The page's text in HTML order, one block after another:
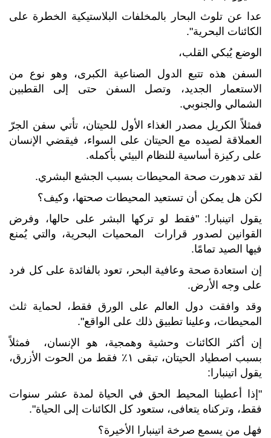
عدا عن تلوث البحار بالمخلفات البلاستيكية الخطرة على
الكائنات البحرية".
الوضع يُبكي القلب،
السفن هذه تتبع الدول الصناعية الكبرى، وهو نوع من
الاستعمار الجديد، وتصل السفن حتى إلى القطبين
الشمالي والجنوبي.
فمثلاً الكريل مصدر الغذاء الأول للحيتان، تأتي سفن الجرّ
العملاقة لصيده مع الحيتان على السواء، فيقضي الإنسان
على ركيزة أساسية للنظام البيئي بأكمله.
لقد تدهورت صحة المحيطات بسبب الجشع البشري.
لكن هل يمكن أن تستعيد المحيطات صحتها، وكيف؟
يقول اتينبارا: "فقط لو تركها البشر على حالها، وفرض
القوانين لصدور قرارات المحميات البحرية، والتي يُمنع
فيها الصيد تمامًا.
إن استعادة صحة وعافية البحر، تعود بالفائدة على كل فرد
على وجه الأرض.
وقد وافقت دول العالم على الورق فقط، لحماية ثلث
المحيطات، وعلينا تطبيق ذلك على الواقع".
إن أكثر الكائنات وحشية وهمجية، هو الإنسان، فمثلاً
بسبب اصطياد الحيتان، تبقى ١٪؜ فقط من الحوت الأزرق،
يقول اتينبارا:
"إذا أعطينا المحيط الحق في الحياة لمدة عشر سنوات
فقط، وتركناه يتعافى، ستعود كل الكائنات إلى الحياة".
فهل من يسمع صرخة اتينبارا الأخيرة؟